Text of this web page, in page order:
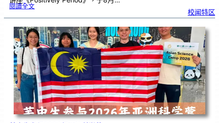
閱讀全文:月
康
座
告
别
生
理
期
焦
虑
！
校闻特区